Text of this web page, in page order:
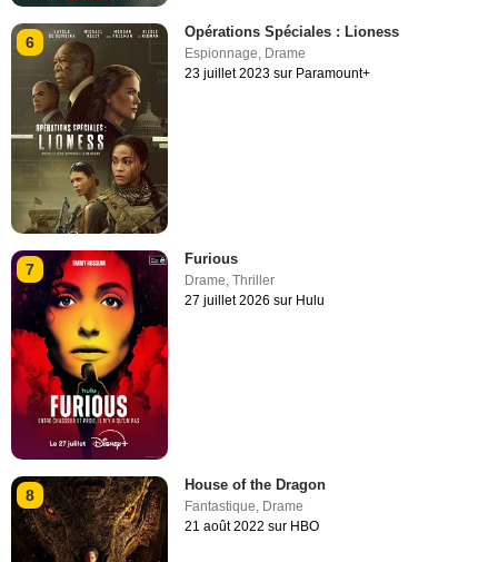
6
Opérations Spéciales : Lioness
Espionnage, Drame
23 juillet 2023 sur Paramount+
7
Furious
Drame ,Thriller
27 juillet 2026 sur Hulu
8
House of the Dragon
Fantastique, Drame
21 août 2022 sur HBO